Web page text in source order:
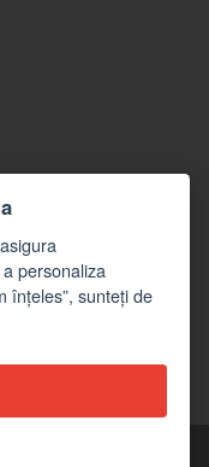
personaliza
înțeles”, sunteți de